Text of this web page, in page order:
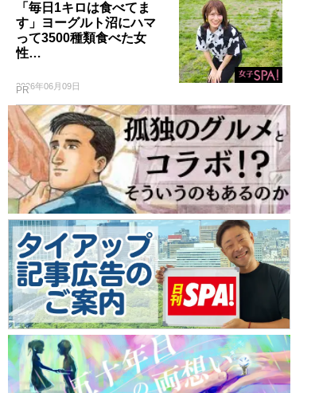
「毎日1キロは食べてま
す」ヨーグルト沼にハマ
って3500種類食べた女
性…
2026年06月09日
PR